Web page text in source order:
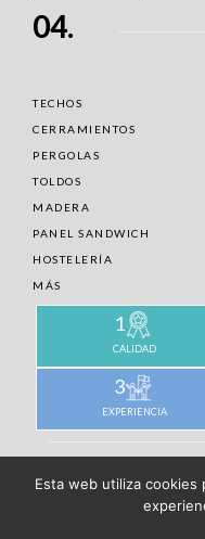
04.
TECHOS
CERRAMIENTOS
PERGOLAS
TOLDOS
MADERA
PANEL SANDWICH
HOSTELERÍA
MÁS
1
CALIDAD
3
EXPERIENCIA
Esta web utiliza cookies